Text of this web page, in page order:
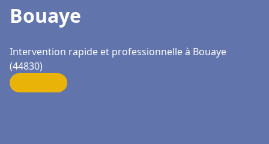
Bouaye
Intervention rapide et professionnelle à Bouaye
(44830)